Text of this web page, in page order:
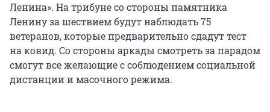
Ленина». На трибуне со стороны памятника
Ленину за шествием будут наблюдать 75
ветеранов, которые предварительно сдадут тест
на ковид. Со стороны аркады смотреть за парадом
смогут все желающие с соблюдением социальной
дистанции и масочного режима.